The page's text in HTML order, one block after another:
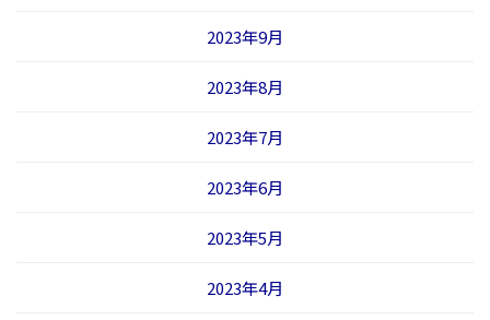
2023年9月
2023年8月
2023年7月
2023年6月
2023年5月
2023年4月